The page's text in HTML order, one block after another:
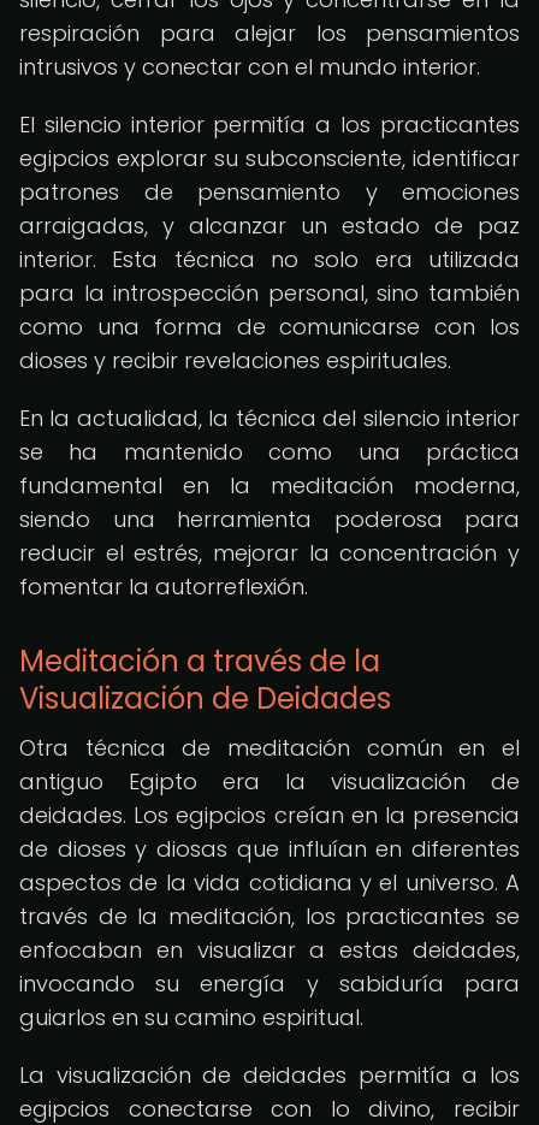
respiración para alejar los pensamientos
intrusivos y conectar con el mundo interior.
El silencio interior permitía a los practicantes
egipcios explorar su subconsciente, identificar
patrones de pensamiento y emociones
arraigadas, y alcanzar un estado de paz
interior. Esta técnica no solo era utilizada
para la introspección personal, sino también
como una forma de comunicarse con los
dioses y recibir revelaciones espirituales.
En la actualidad, la técnica del silencio interior
se ha mantenido como una práctica
fundamental en la meditación moderna,
siendo una herramienta poderosa para
reducir el estrés, mejorar la concentración y
fomentar la autorreflexión.
Meditación a través de la
Visualización de Deidades
Otra técnica de meditación común en el
antiguo Egipto era la visualización de
deidades. Los egipcios creían en la presencia
de dioses y diosas que influían en diferentes
aspectos de la vida cotidiana y el universo. A
través de la meditación, los practicantes se
enfocaban en visualizar a estas deidades,
invocando su energía y sabiduría para
guiarlos en su camino espiritual.
La visualización de deidades permitía a los
egipcios conectarse con lo divino, recibir